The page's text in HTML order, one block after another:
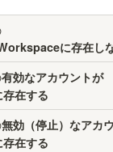
に存在し
有効なアカウントが
在する
無効（停止）なアカ
在する